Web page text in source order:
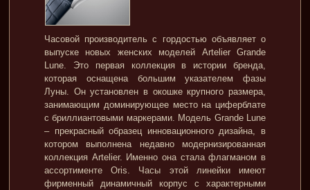
Часовой производитель с гордостью объявляет о
выпуске новых женских моделей Artelier Grande
Lune. Это первая коллекция в истории бренда,
которая оснащена большим указателем фазы
Луны. Он установлен в окошке крупного размера,
занимающим доминирующее место на циферблате
с бриллиантовыми маркерами. Модель Grande Lune
– прекрасный образец инновационного дизайна, в
котором выполнена недавно модернизированная
коллекция Artelier. Именно она стала флагманом в
ассортименте Oris. Часы этой линейки имеют
фирменный динамичный корпус с характерными